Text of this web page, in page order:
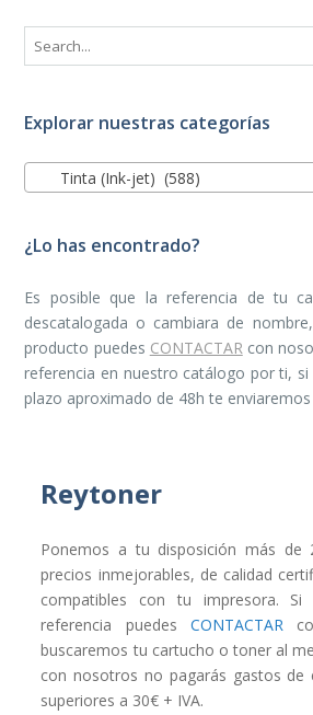
Explorar nuestras categorías
Tinta (Ink-jet) (588)
¿Lo has encontrado?
Es posible que la referencia de tu
descatalogada o cambiara de
producto puedes CONTACTARcon
referencia en nuestro catálogo por ti,
plazo aproximado de 48h te
Reytoner
Ponemos a tu disposición más de
precios inmejorables, de calidad
compatibles con tu impresora.
referencia puedes CONTACTAR
buscaremos tu cartucho o toner al
con nosotros no pagarás gastos de
superiores a 30€ + IVA.